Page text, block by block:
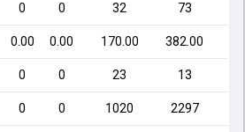
0 0 32 73
0.00 0.00 170.00 382.00
0 0 23 13
0 0 1020 2297